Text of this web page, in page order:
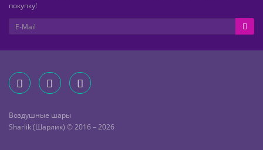
покупку!
Воздушные шары
Sharlik (Шарлик) © 2016 – 2026